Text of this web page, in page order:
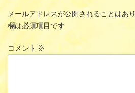
メールアドレスが公開されることはあり
欄は必須項目です
コメント ※